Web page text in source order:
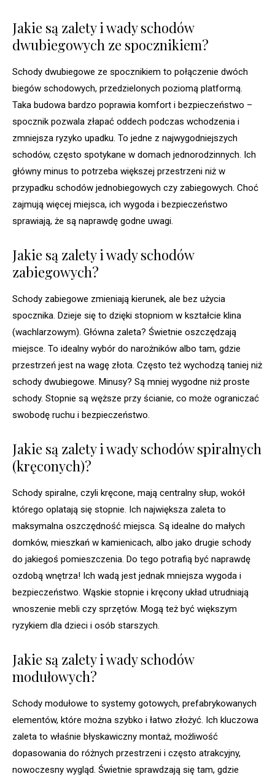
Jakie są zalety i wady schodów
dwubiegowych ze spocznikiem?
Schody dwubiegowe ze spocznikiem to połączenie dwóch
biegów schodowych, przedzielonych poziomą platformą.
Taka budowa bardzo poprawia komfort i bezpieczeństwo –
spocznik pozwala złapać oddech podczas wchodzenia i
zmniejsza ryzyko upadku. To jedne z najwygodniejszych
schodów, często spotykane w domach jednorodzinnych. Ich
główny minus to potrzeba większej przestrzeni niż w
przypadku schodów jednobiegowych czy zabiegowych. Choć
zajmują więcej miejsca, ich wygoda i bezpieczeństwo
sprawiają, że są naprawdę godne uwagi.
Jakie są zalety i wady schodów
zabiegowych?
Schody zabiegowe zmieniają kierunek, ale bez użycia
spocznika. Dzieje się to dzięki stopniom w kształcie klina
(wachlarzowym). Główna zaleta? Świetnie oszczędzają
miejsce. To idealny wybór do narożników albo tam, gdzie
przestrzeń jest na wagę złota. Często też wychodzą taniej niż
schody dwubiegowe. Minusy? Są mniej wygodne niż proste
schody. Stopnie są węższe przy ścianie, co może ograniczać
swobodę ruchu i bezpieczeństwo.
Jakie są zalety i wady schodów spiralnych
(kręconych)?
Schody spiralne, czyli kręcone, mają centralny słup, wokół
którego oplatają się stopnie. Ich największa zaleta to
maksymalna oszczędność miejsca. Są idealne do małych
domków, mieszkań w kamienicach, albo jako drugie schody
do jakiegoś pomieszczenia. Do tego potrafią być naprawdę
ozdobą wnętrza! Ich wadą jest jednak mniejsza wygoda i
bezpieczeństwo. Wąskie stopnie i kręcony układ utrudniają
wnoszenie mebli czy sprzętów. Mogą też być większym
ryzykiem dla dzieci i osób starszych.
Jakie są zalety i wady schodów
modułowych?
Schody modułowe to systemy gotowych, prefabrykowanych
elementów, które można szybko i łatwo złożyć. Ich kluczowa
zaleta to właśnie błyskawiczny montaż, możliwość
dopasowania do różnych przestrzeni i często atrakcyjny,
nowoczesny wygląd. Świetnie sprawdzają się tam, gdzie